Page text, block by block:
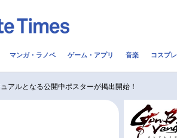
配信・Vtuber
マンガ・ラノベ ゲーム・アプリ 音楽 コスプレ
アルとなる公開中ポスターが掲出開始！